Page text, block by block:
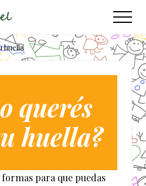
Menu
huella
querés
huella?
para que puedas